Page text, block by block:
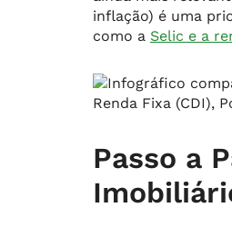
inflação) é uma
como a Selic e a
Passo a